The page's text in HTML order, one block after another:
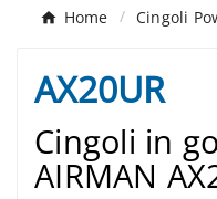
Home Cingoli
AX20UR
Cingoli in
AIRMAN